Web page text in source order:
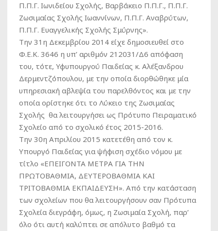
Π.Π.Γ. Ιωνιδείου Σχολής, Βαρβάκειο Π.Π.Γ., Π.Π.Γ.
Ζωσιμαίας Σχολής Ιωαννίνων, Π.Π.Γ. Αναβρύτων,
Π.Π.Γ. Ευαγγελικής Σχολής Σμύρνης».
Την 31η Δεκεμβρίου 2014 είχε δημοσιευθεί στο
Φ.Ε.Κ. 3646 η υπ’ αριθμόν 212031/Δ6 απόφαση
του, τότε, Υφυπουργού Παιδείας κ. Αλέξανδρου
Δερμεντζόπουλου, με την οποία διορθώθηκε μία
υπηρεσιακή αβλεψία του παρελθόντος και με την
οποία ορίστηκε ότι το Λύκειο της Ζωσιμαίας
Σχολής θα λειτουργήσει ως Πρότυπο Πειραματικό
Σχολείο από το σχολικό έτος 2015-2016.
Την 30η Απριλίου 2015 κατετέθη από τον κ.
Υπουργό Παιδείας για ψήφιση σχέδιο νόμου με
τίτλο «ΕΠΕΙΓΟΝΤΑ ΜΕΤΡΑ ΓΙΑ ΤΗΝ
ΠΡΩΤΟΒΑΘΜΙΑ, ΔΕΥΤΕΡΟΒΑΘΜΙΑ ΚΑΙ
ΤΡΙΤΟΒΑΘΜΙΑ ΕΚΠΑΙΔΕΥΣΗ». Από την κατάσταση
των σχολείων που θα λειτουργήσουν σαν Πρότυπα
Σχολεία διεγράφη, όμως, η Ζωσιμαία Σχολή, παρ’
όλο ότι αυτή καλύπτει σε απόλυτο βαθμό τα